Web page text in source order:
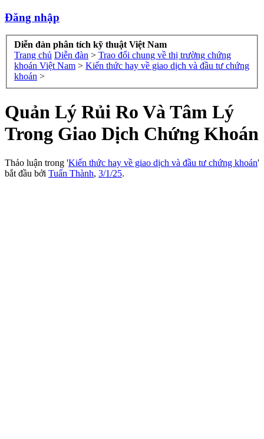
Đăng nhập
Diễn đàn phân tích kỹ thuật Việt Nam
Trang chủ Diễn đàn > Trao đổi chung về thị trường chứng
khoán Việt Nam > Kiến thức hay về giao dịch và đầu tư chứng
khoán >
Quản Lý Rủi Ro Và Tâm Lý
Trong Giao Dịch Chứng Khoán
Thảo luận trong 'Kiến thức hay về giao dịch và đầu tư chứng khoán'
bắt đầu bởi Tuấn Thành, 3/1/25.